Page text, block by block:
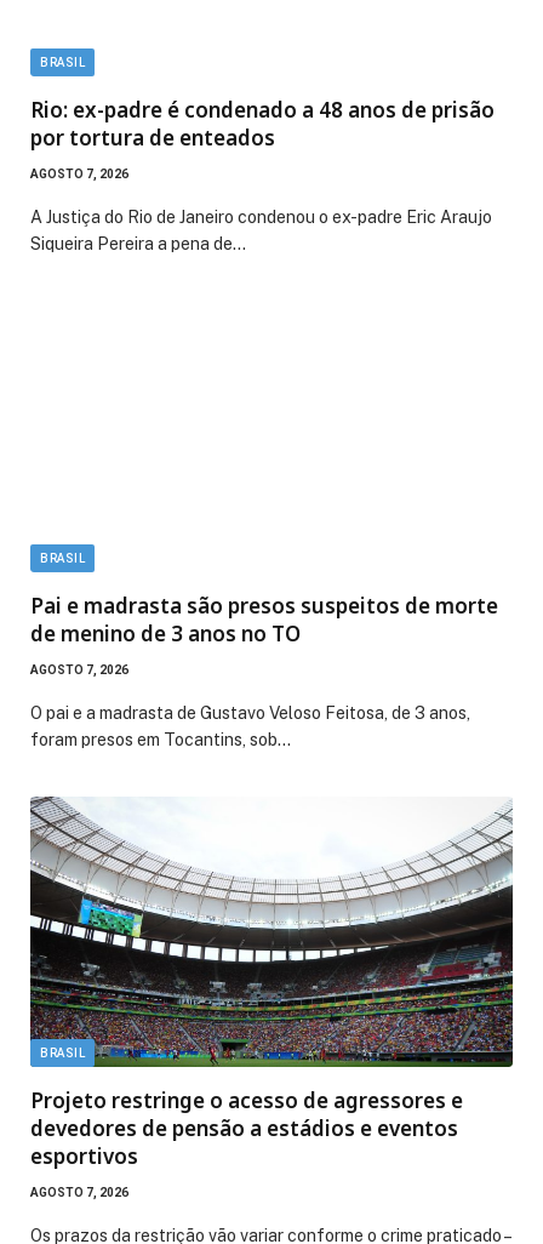
BRASIL
Rio: ex-padre é condenado a 48 anos de prisão
por tortura de enteados
AGOSTO 7, 2026
A Justiça do Rio de Janeiro condenou o ex-padre Eric Araujo
Siqueira Pereira a pena de…
BRASIL
Pai e madrasta são presos suspeitos de morte
de menino de 3 anos no TO
AGOSTO 7, 2026
O pai e a madrasta de Gustavo Veloso Feitosa, de 3 anos,
foram presos em Tocantins, sob…
BRASIL
Projeto restringe o acesso de agressores e
devedores de pensão a estádios e eventos
esportivos
AGOSTO 7, 2026
Os prazos da restrição vão variar conforme o crime praticado –